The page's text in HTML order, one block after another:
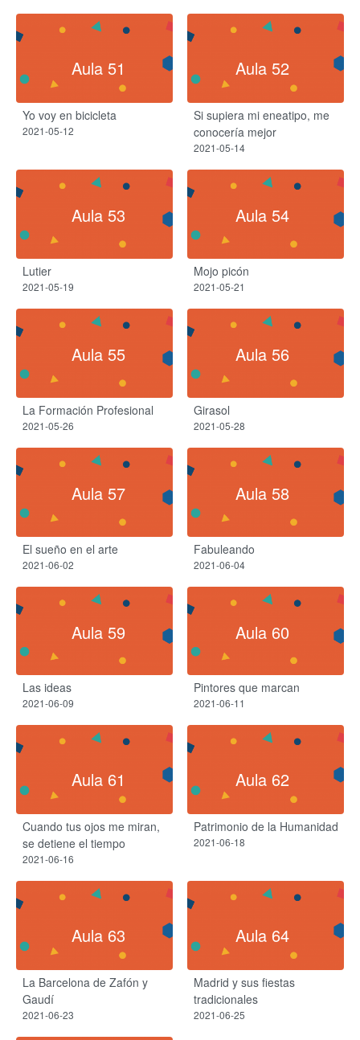
Aula 51
Yo voy en bicicleta
2021-05-12
Aula 52
Si supiera mi eneatipo, me
conocería mejor
2021-05-14
Aula 53
Lutier
2021-05-19
Aula 54
Mojo picón
2021-05-21
Aula 55
La Formación Profesional
2021-05-26
Aula 56
Girasol
2021-05-28
Aula 57
El sueño en el arte
2021-06-02
Aula 58
Fabuleando
2021-06-04
Aula 59
Las ideas
2021-06-09
Aula 60
Pintores que marcan
2021-06-11
Aula 61
Cuando tus ojos me miran,
se detiene el tiempo
2021-06-16
Aula 62
Patrimonio de la Humanidad
2021-06-18
Aula 63
La Barcelona de Zafón y
Gaudí
2021-06-23
Aula 64
Madrid y sus fiestas
tradicionales
2021-06-25